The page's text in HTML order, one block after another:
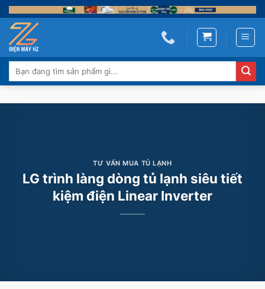
Skip
to
content
Tìm
kiếm:
TƯ VẤN MUA TỦ LẠNH
LG trình làng dòng tủ lạnh siêu tiết
kiệm điện Linear Inverter